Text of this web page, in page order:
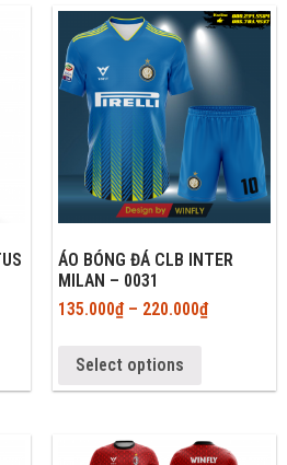
ÁO BÓNG ĐÁ CLB INTER
MILAN – 0031
135.000₫– 220.000₫
Select options